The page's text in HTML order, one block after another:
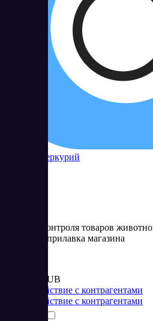
Контур Меркурий
Система контроля товаров
фермы до прилавка магазина
от 6 900 RUB
Взаимодействие с контрагентами
Взаимодействие с контрагентами